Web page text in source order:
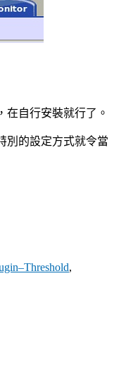
自行安裝就行了。
別的設定方式就令當
,